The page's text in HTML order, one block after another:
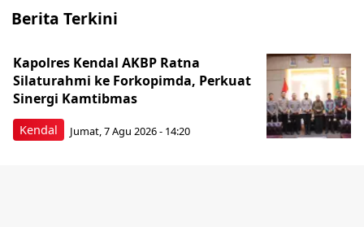
Berita Terkini
Kendal
Kapolres Kendal AKBP Ratna
Silaturahmi ke Forkopimda, Perkuat
Sinergi Kamtibmas
Jumat, 7 Agu 2026 - 14:20